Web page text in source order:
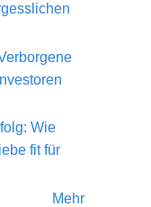
Wie
fit für
Mehr